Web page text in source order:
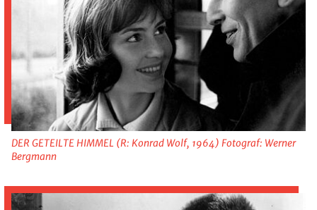
DER GETEILTE HIMMEL (R: Konrad Wolf, 1964) Fotograf: Werner
Bergmann